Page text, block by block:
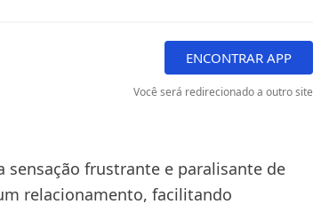
ENCONTRAR APP
Você será redirecionado a outro site
sensação frustrante e paralisante de
relacionamento, facilitando